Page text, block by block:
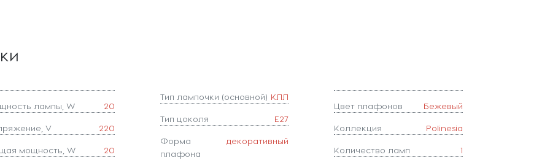
лампы, W 20
V 220
мощность, W 20
Тип лампочки (основной) КЛЛ
Тип цоколя E27
Форма
плафона
декоративный
Цвет плафонов Бежевый
Коллекция Polinesia
Количество ламп 1